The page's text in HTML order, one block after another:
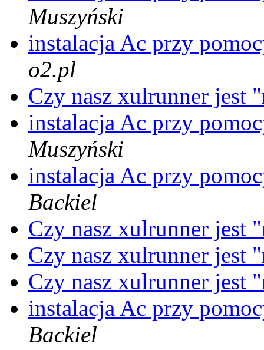
Muszyński
instalacja Ac przy
o2.pl
Czy nasz xulrunner jest
instalacja Ac przy
Muszyński
instalacja Ac przy
Backiel
Czy nasz xulrunner jest
Czy nasz xulrunner jest
Czy nasz xulrunner jest
instalacja Ac przy
Backiel